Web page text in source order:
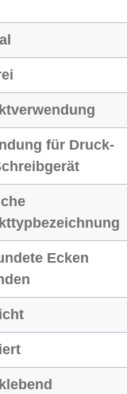
für Druck-
Ecken